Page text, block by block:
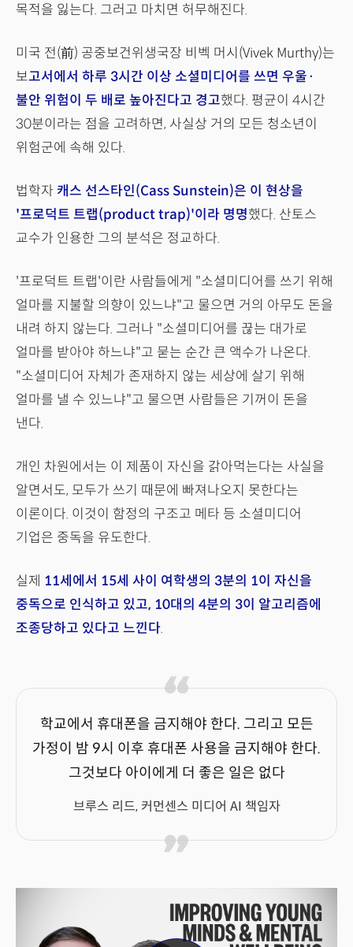
목적을 잃는다. 그러고 마치면 허무해진다.
미국 전(前) 공중보건위생국장 비벡 머시(Vivek Murthy)는
보고서에서 하루 3시간 이상 소셜미디어를 쓰면 우울·
불안 위험이 두 배로 높아진다고 경고했다. 평균이 4시간
30분이라는 점을 고려하면, 사실상 거의 모든 청소년이
위험군에 속해 있다.
법학자 캐스 선스타인(Cass Sunstein)은 이 현상을
'프로덕트 트랩(product trap)'이라 명명했다. 산토스
교수가 인용한 그의 분석은 정교하다.
'프로덕트 트랩'이란 사람들에게 "소셜미디어를 쓰기 위해
얼마를 지불할 의향이 있느냐"고 물으면 거의 아무도 돈을
내려 하지 않는다. 그러나 "소셜미디어를 끊는 대가로
얼마를 받아야 하느냐"고 묻는 순간 큰 액수가 나온다.
"소셜미디어 자체가 존재하지 않는 세상에 살기 위해
얼마를 낼 수 있느냐"고 물으면 사람들은 기꺼이 돈을
낸다.
개인 차원에서는 이 제품이 자신을 갉아먹는다는 사실을
알면서도, 모두가 쓰기 때문에 빠져나오지 못한다는
이론이다. 이것이 함정의 구조고 메타 등 소셜미디어
기업은 중독을 유도한다.
실제 11세에서 15세 사이 여학생의 3분의 1이 자신을
중독으로 인식하고 있고, 10대의 4분의 3이 알고리즘에
조종당하고 있다고 느낀다.
학교에서 휴대폰을 금지해야 한다. 그리고 모든
가정이 밤 9시 이후 휴대폰 사용을 금지해야 한다.
그것보다 아이에게 더 좋은 일은 없다
브루스 리드, 커먼센스 미디어 AI 책임자